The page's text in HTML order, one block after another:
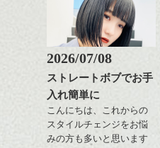
ハンサムショート／ヘッド
スパ／伸びても目立たない
ヘアカラー/ハイライト/ダブ
ルカラー/髪質改善/TOKIOト
リートメント/ブリーチ/イン
ハンサムショート／ヘッド
この本はGisela Heinのテキスタイルのいろいろが
載ってます。
幾何学的なのに何故か温かみを感じるのが
いいです。
少し崩れた線の重なりが綺麗。
インテリアとか雑貨とか手に取りたくなる
モノってあったりしますよね。
drop店内にもそういう物がたくさんあります
よ。
2026/07/08
ストレートボブでお手
入れ簡単に
こんにちは、これからの
スタイルチェンジをお悩
みの方も多いと思います